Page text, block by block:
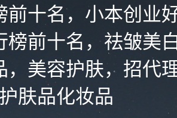
十名，小本创业
前十名，祛皱美
美容护肤，招代
肤品化妆品